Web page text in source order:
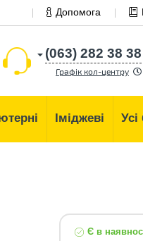
Допомога
(063) 282 38 38
Графік кол-центру
Іміджеві
Є в